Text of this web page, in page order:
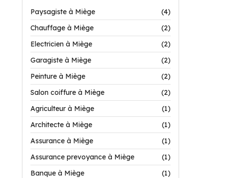
Paysagiste à Miège
(4)
Chauffage à Miège
(2)
Electricien à Miège
(2)
Garagiste à Miège
(2)
Peinture à Miège
(2)
Salon coiffure à Miège
(2)
Agriculteur à Miège
(1)
Architecte à Miège
(1)
Assurance à Miège
(1)
Assurance prevoyance à Miège
(1)
Banque à Miège
(1)